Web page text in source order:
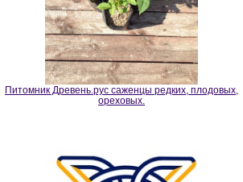
Питомник Древень.рус саженцы редких, плодовых,
ореховых.